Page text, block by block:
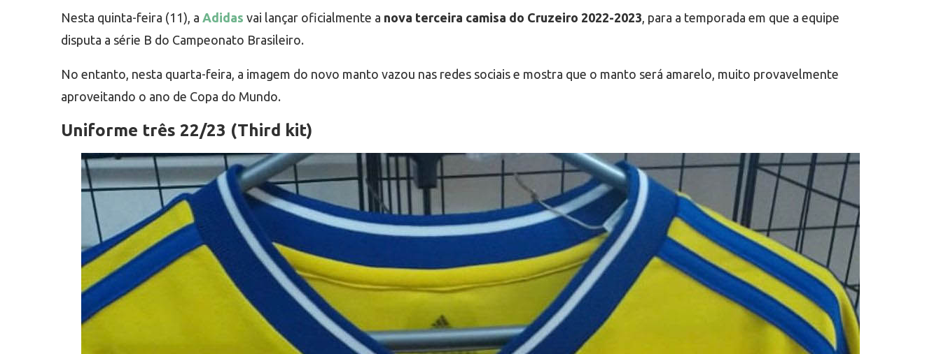
Nesta quinta-feira (11), a Adidas vai lançar oficialmente a nova terceira camisa do Cruzeiro 2022-2023, para a temporada em que a equipe
disputa a série B do Campeonato Brasileiro.
No entanto, nesta quarta-feira, a imagem do novo manto vazou nas redes sociais e mostra que o manto será amarelo, muito provavelmente
aproveitando o ano de Copa do Mundo.
Uniforme três 22/23 (Third kit)